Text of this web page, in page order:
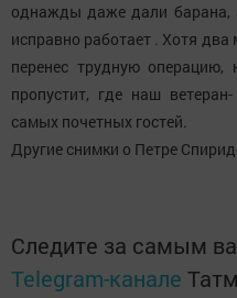
однажды даже дали барана,
исправно работает . Хотя
перенес трудную
пропустит, где наш
самых почетных гостей.
Другие снимки о Петре
Следите за самым
Telegram-канале